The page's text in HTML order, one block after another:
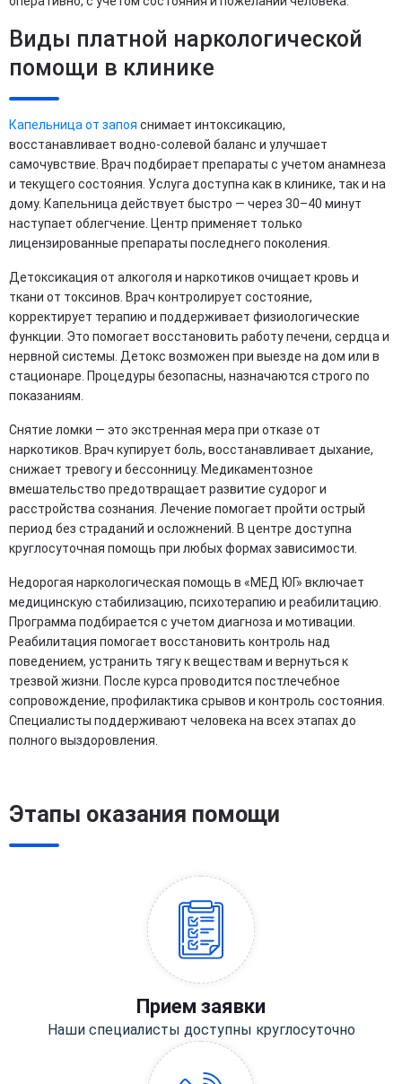
Виды платной наркологической
помощи в клинике
Капельница от запоя снимает интоксикацию,
восстанавливает водно-солевой баланс и улучшает
самочувствие. Врач подбирает препараты с учетом анамнеза
и текущего состояния. Услуга доступна как в клинике, так и на
дому. Капельница действует быстро — через 30–40 минут
наступает облегчение. Центр применяет только
лицензированные препараты последнего поколения.
Детоксикация от алкоголя и наркотиков очищает кровь и
ткани от токсинов. Врач контролирует состояние,
корректирует терапию и поддерживает физиологические
функции. Это помогает восстановить работу печени, сердца и
нервной системы. Детокс возможен при выезде на дом или в
стационаре. Процедуры безопасны, назначаются строго по
показаниям.
Снятие ломки — это экстренная мера при отказе от
наркотиков. Врач купирует боль, восстанавливает дыхание,
снижает тревогу и бессонницу. Медикаментозное
вмешательство предотвращает развитие судорог и
расстройства сознания. Лечение помогает пройти острый
период без страданий и осложнений. В центре доступна
круглосуточная помощь при любых формах зависимости.
Недорогая наркологическая помощь в «МЕД ЮГ» включает
медицинскую стабилизацию, психотерапию и реабилитацию.
Программа подбирается с учетом диагноза и мотивации.
Реабилитация помогает восстановить контроль над
поведением, устранить тягу к веществам и вернуться к
трезвой жизни. После курса проводится постлечебное
сопровождение, профилактика срывов и контроль состояния.
Специалисты поддерживают человека на всех этапах до
полного выздоровления.
Этапы оказания помощи
Прием заявки
Наши специалисты доступны круглосуточно